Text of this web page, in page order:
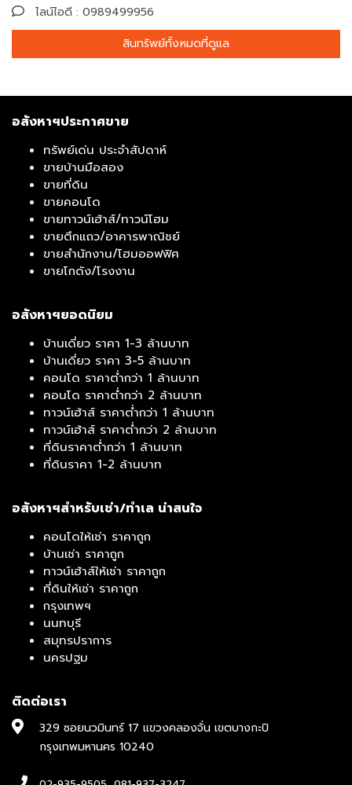
ไลน์ไอดี : 0989499956
สินทรัพย์ทั้งหมดที่ดูแล
อสังหาฯประกาศขาย
ทรัพย์เด่น ประจำสัปดาห์
ขายบ้านมือสอง
ขายที่ดิน
ขายคอนโด
ขายทาวน์เฮ้าส์/ทาวน์โฮม
ขายตึกแถว/อาคารพาณิชย์
ขายสำนักงาน/โฮมออฟฟิศ
ขายโกดัง/โรงงาน
อสังหาฯยอดนิยม
บ้านเดี่ยว ราคา 1-3 ล้านบาท
บ้านเดี่ยว ราคา 3-5 ล้านบาท
คอนโด ราคาต่ำกว่า 1 ล้านบาท
คอนโด ราคาต่ำกว่า 2 ล้านบาท
ทาวน์เฮ้าส์ ราคาต่ำกว่า 1 ล้านบาท
ทาวน์เฮ้าส์ ราคาต่ำกว่า 2 ล้านบาท
ที่ดินราคาต่ำกว่า 1 ล้านบาท
ที่ดินราคา 1-2 ล้านบาท
อสังหาฯสำหรับเช่า/ทำเล น่าสนใจ
คอนโดให้เช่า ราคาถูก
บ้านเช่า ราคาถูก
ทาวน์เฮ้าส์ให้เช่า ราคาถูก
ที่ดินให้เช่า ราคาถูก
กรุงเทพฯ
นนทบุรี
สมุทรปราการ
นครปฐม
ติดต่อเรา
329 ซอยนวมินทร์ 17 แขวงคลองจั่น เขตบางกะปิ
กรุงเทพมหานคร 10240